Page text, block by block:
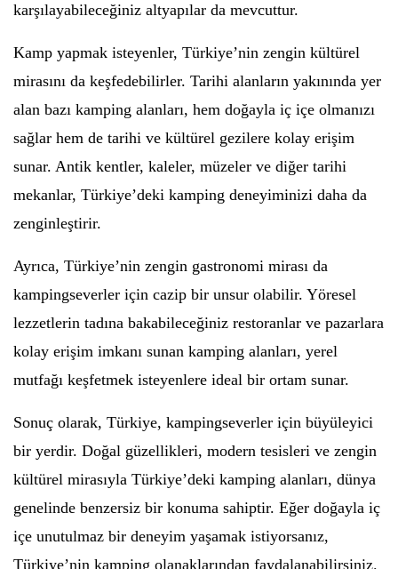
karşılayabileceğiniz altyapılar da mevcuttur.
Kamp yapmak isteyenler, Türkiye’nin zengin kültürel
mirasını da keşfedebilirler. Tarihi alanların yakınında yer
alan bazı kamping alanları, hem doğayla iç içe olmanızı
sağlar hem de tarihi ve kültürel gezilere kolay erişim
sunar. Antik kentler, kaleler, müzeler ve diğer tarihi
mekanlar, Türkiye’deki kamping deneyiminizi daha da
zenginleştirir.
Ayrıca, Türkiye’nin zengin gastronomi mirası da
kampingseverler için cazip bir unsur olabilir. Yöresel
lezzetlerin tadına bakabileceğiniz restoranlar ve pazarlara
kolay erişim imkanı sunan kamping alanları, yerel
mutfağı keşfetmek isteyenlere ideal bir ortam sunar.
Sonuç olarak, Türkiye, kampingseverler için büyüleyici
bir yerdir. Doğal güzellikleri, modern tesisleri ve zengin
kültürel mirasıyla Türkiye’deki kamping alanları, dünya
genelinde benzersiz bir konuma sahiptir. Eğer doğayla iç
içe unutulmaz bir deneyim yaşamak istiyorsanız,
Türkiye’nin kamping olanaklarından faydalanabilirsiniz.